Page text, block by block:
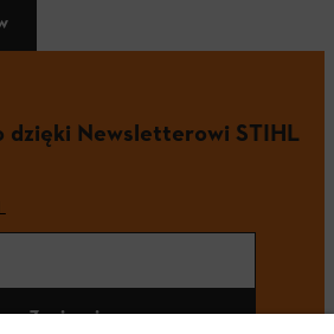
dzięki Newsletterowi STIHL
Zapisz się